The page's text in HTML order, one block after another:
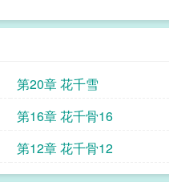
第20章 花千雪
第16章 花千骨16
第12章 花千骨12